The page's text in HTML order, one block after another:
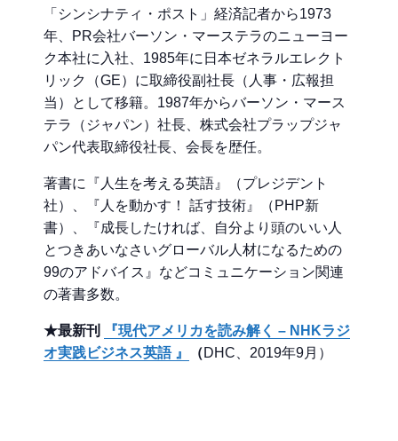
「シンシナティ・ポスト」経済記者から1973
年、PR会社バーソン・マーステラのニューヨー
ク本社に入社、1985年に日本ゼネラルエレクト
リック（GE）に取締役副社長（人事・広報担
当）として移籍。1987年からバーソン・マース
テラ（ジャパン）社長、株式会社プラップジャ
パン代表取締役社長、会長を歴任。
著書に『人生を考える英語』（プレジデント
社）、『人を動かす！ 話す技術』（PHP新
書）、『成長したければ、自分より頭のいい人
とつきあいなさいグローバル人材になるための
99のアドバイス』などコミュニケーション関連
の著書多数。
★最新刊
『現代アメリカを読み解く – NHKラジ
オ実践ビジネス英語 』
（DHC、2019年9月）